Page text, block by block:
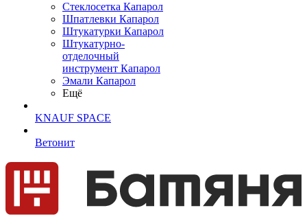
Cтеклосетка Капарол
Шпатлевки Капарол
Штукатурки Капарол
Штукатурно-
отделочный
инструмент Капарол
Эмали Капарол
Ещё
KNAUF SPACE
Ветонит